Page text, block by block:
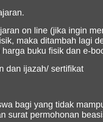
on line (jika ingin
maka ditambah lagi
harga buku fisik dan e-
dan ijazah/ sertifikat
bagi yang tidak
surat permohonan